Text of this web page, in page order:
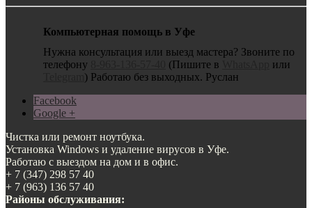
Компьютерная помощь в Уфе
Нужна консультация или выезд мастера? Звоните по
телефону
(Пишите в
или
) Работаю без выходных. Руслан
Facebook
Google +
Чистка или ремонт ноутбука.
Установка Windows и удаление вирусов в Уфе.
Работаю с выездом на дом и в офис.
+ 7 (347) 298 57 40
+ 7 (963) 136 57 40
Районы обслуживания: